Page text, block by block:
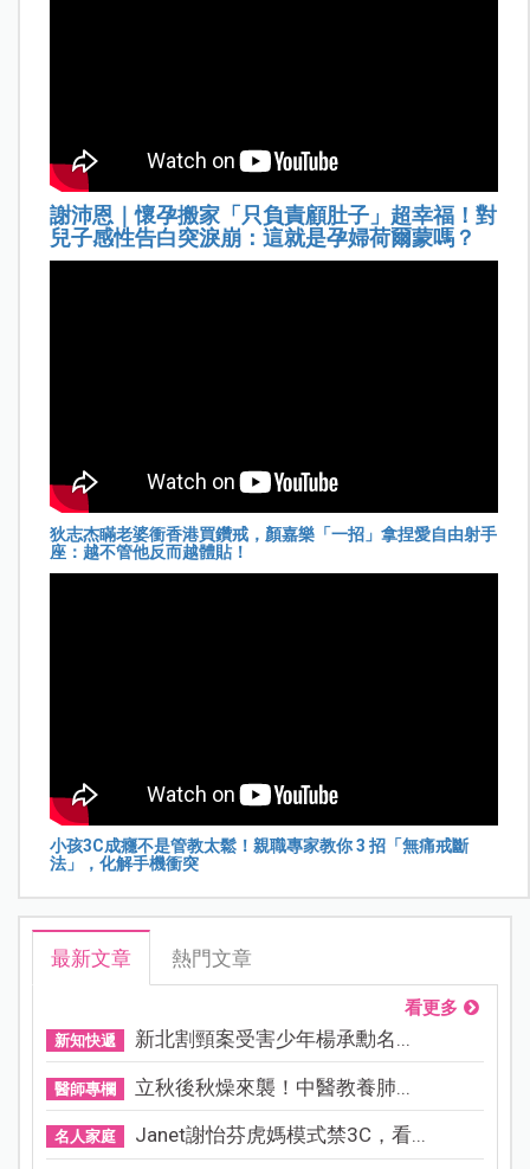
謝沛恩｜懷孕搬家「只負責顧肚子」超幸福！對
兒子感性告白突淚崩：這就是孕婦荷爾蒙嗎？
狄志杰瞞老婆衝香港買鑽戒，顏嘉樂「一招」拿捏愛自由射手
座：越不管他反而越體貼！
小孩3C成癮不是管教太鬆！親職專家教你 3 招「無痛戒斷
法」，化解手機衝突
最新文章 熱門文章
看更多
新知快遞 新北割頸案受害少年楊承勳名...
醫師專欄 立秋後秋燥來襲！中醫教養肺...
名人家庭 Janet謝怡芬虎媽模式禁3C，看...